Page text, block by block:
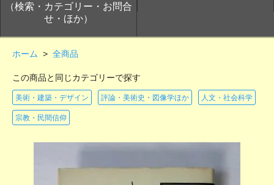
（検索・カテゴリー・お問合
せ・ほか）
ホーム > 全商品
この商品と同じカテゴリーで探す
美術・建築・デザイン 評論・美術史・図像学ほか 人文・社会科学
宗教・民間信仰